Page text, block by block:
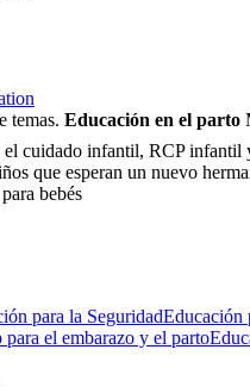
temas. Educación en el parto
cuidado infantil, RCP infantil
que esperan un nuevo
bebés
para la SeguridadEducación
el embarazo y el parto